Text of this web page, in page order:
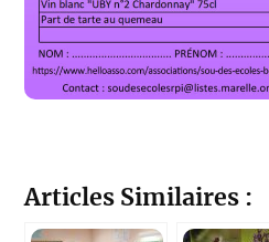
Articles Similaires :